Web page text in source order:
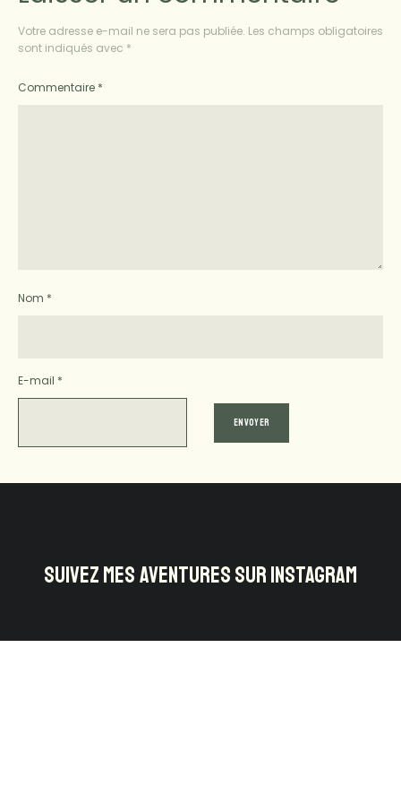
Votre adresse e-mail ne sera pas publiée. Les champs obligatoires
sont indiqués avec *
Commentaire *
Nom *
E-mail *
SUIVEZ MES AVENTURES SUR INSTAGRAM